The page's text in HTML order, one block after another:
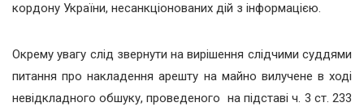
кордону України, несанкціонованих дій з інформацією.
Окрему увагу слід звернути на вирішення слідчими суддями
питання про накладення арешту на майно вилучене в ході
невідкладного обшуку, проведеного на підставі ч. 3 ст. 233